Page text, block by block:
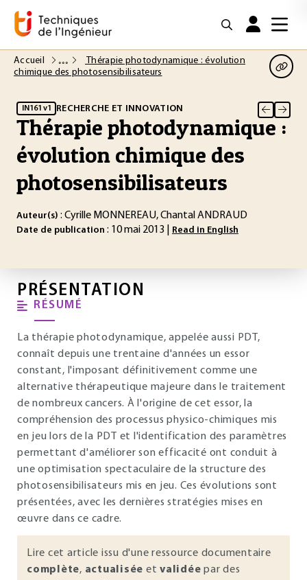
Accueil
Thérapie photodynamique : évolution
chimique des photosensibilisateurs
IN161 v1 RECHERCHE ET INNOVATION
Thérapie photodynamique :
évolution chimique des
photosensibilisateurs
Auteur(s) : Cyrille MONNEREAU, Chantal ANDRAUD
Date de publication : 10 mai 2013 | Read in English
PRÉSENTATION
RÉSUMÉ
La thérapie photodynamique, appelée aussi PDT,
connaît depuis une trentaine d'années un essor
constant, l'imposant définitivement comme une
alternative thérapeutique majeure dans le traitement
de nombreux cancers. À l'origine de cet essor, la
compréhension des processus physico-chimiques mis
en jeu lors de la PDT et l'identification des paramètres
permettant d'améliorer son efficacité ont conduit à
une optimisation spectaculaire de la structure des
photosensibilisateurs mis en jeu. Ces évolutions sont
présentées, avec les dernières stratégies mises en
œuvre dans ce cadre.
Lire cet article issu d'une ressource documentaire
complète, actualisée et validée par des